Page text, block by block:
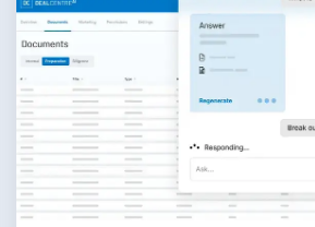
Nous contacter
Entreprise
Français
English
简体中文
DEMANDER UNE